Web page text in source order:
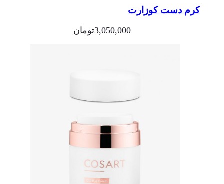
کرم دست کوزارت
3,050,000تومان